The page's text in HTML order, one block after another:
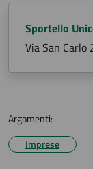
Sportello
Via San Carlo
Argomenti:
Imprese